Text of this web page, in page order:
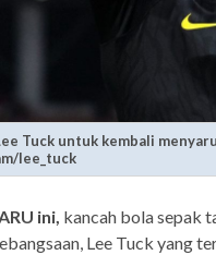
Tuck untuk kembali
lee_tuck
ini, kancah bola sepak
Lee Tuck yang